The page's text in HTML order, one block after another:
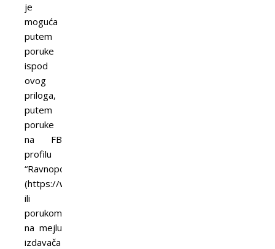
je
moguća
putem
poruke
ispod
ovog
priloga,
putem
poruke
na FB
profilu
“Ravnopolov”
(https://www.facebook.com/ravnoplov)
ili
porukom
na mejlu
izdavača